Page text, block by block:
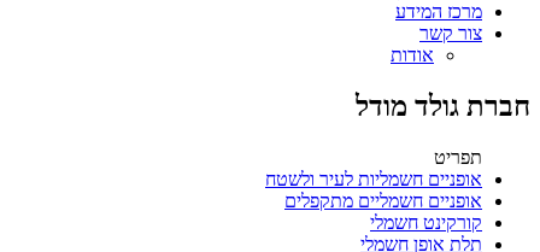
מרכז המידע
צור קשר
אודות
חברת גולד מודל
תפריט
אופניים חשמליות לעיר ולשטח
אופניים חשמליים מתקפלים
קורקינט חשמלי
תלת אופן חשמלי